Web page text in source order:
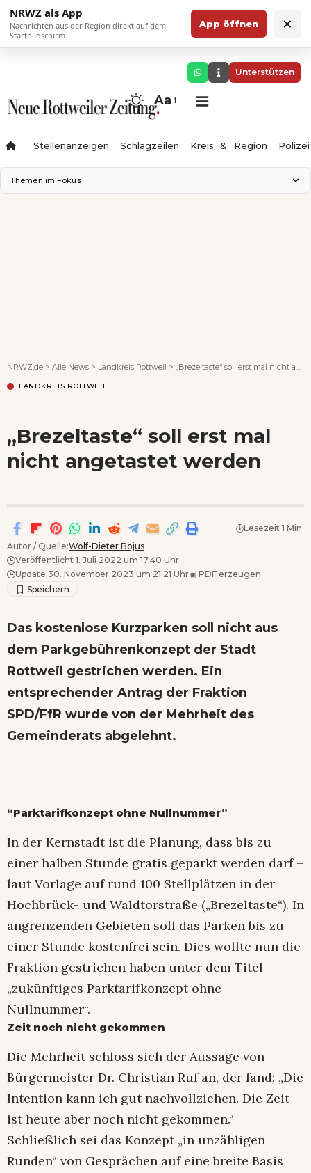
NRWZ als App
Nachrichten aus der Region direkt auf dem
Startbildschirm.
App öffnen ×
Unterstützen
Aa
Stellenanzeigen Schlagzeilen Kreis & Region Polizei
Themen im Fokus
NRWZ.de > Alle News > Landkreis Rottweil > „Brezeltaste“ soll erst mal nicht angetastet werden
LANDKREIS ROTTWEIL
„Brezeltaste“ soll erst mal
nicht angetastet werden
Autor / Quelle:Wolf-Dieter Bojus
Veröffentlicht 1. Juli 2022 um 17.40 Uhr
Update 30. November 2023 um 21.21 Uhr▣ PDF erzeugen
Lesezeit 1 Min.
Das kostenlose Kurzparken soll nicht aus
dem Parkgebührenkonzept der Stadt
Rottweil gestrichen werden. Ein
entsprechender Antrag der Fraktion
SPD/FfR wurde von der Mehrheit des
Gemeinderats abgelehnt.
“Parktarifkonzept ohne Nullnummer”
In der Kernstadt ist die Planung, dass bis zu
einer halben Stunde gratis geparkt werden darf –
laut Vorlage auf rund 100 Stellplätzen in der
Hochbrück- und Waldtorstraße („Brezeltaste“). In
angrenzenden Gebieten soll das Parken bis zu
einer Stunde kostenfrei sein. Dies wollte nun die
Fraktion gestrichen haben unter dem Titel
„zukünftiges Parktarifkonzept ohne
Nullnummer“.
Zeit noch nicht gekommen
Die Mehrheit schloss sich der Aussage von
Bürgermeister Dr. Christian Ruf an, der fand: „Die
Intention kann ich gut nachvollziehen. Die Zeit
ist heute aber noch nicht gekommen.“
Schließlich sei das Konzept „in unzähligen
Runden“ von Gesprächen auf eine breite Basis